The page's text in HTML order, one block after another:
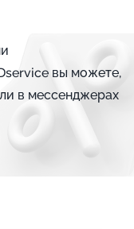
вы можете,
в мессенджерах